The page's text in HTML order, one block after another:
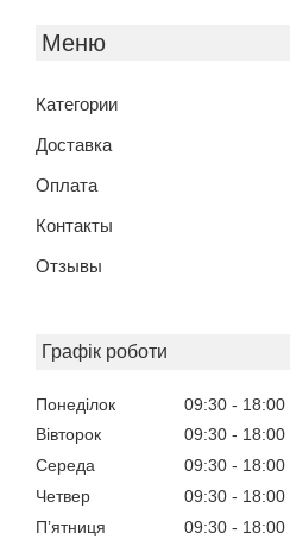
Категории
Доставка
Оплата
Контакты
Отзывы
Графік роботи
Понеділок 09:30
18:00
Вівторок
09:30
18:00
Середа
09:30
18:00
Четвер
09:30
18:00
Пʼятниця
09:30
18:00